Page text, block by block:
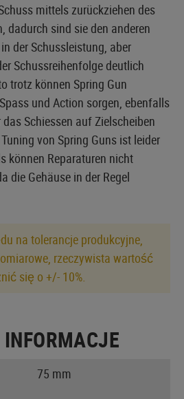
mittels zurückziehen des
dadurch sind sie den anderen
der Schussleistung, aber
Schussreihenfolge deutlich
trotz können Spring Gun
und Action sorgen, ebenfalls
Schiessen auf Zielscheiben
von Spring Guns ist leider
können Reparaturen nicht
die Gehäuse in der Regel
na tolerancje produkcyjne,
rzeczywista wartość
się o +/- 10%.
75 mm